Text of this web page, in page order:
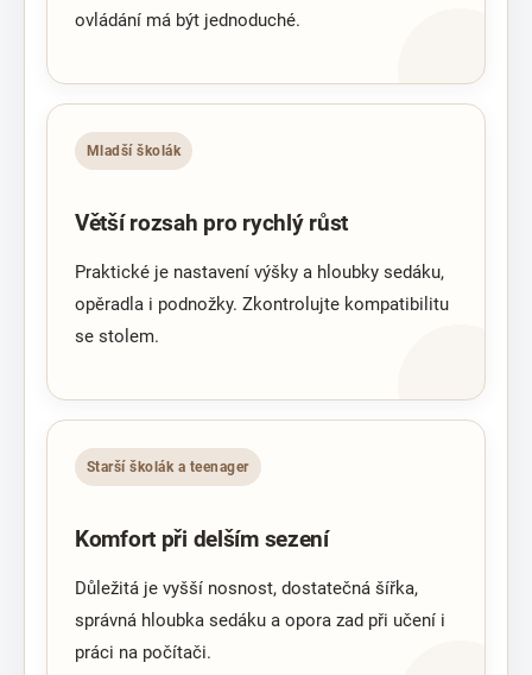
ovládání má být jednoduché.
Mladší školák
Větší rozsah pro rychlý růst
Praktické je nastavení výšky a hloubky sedáku,
opěradla i podnožky. Zkontrolujte kompatibilitu
se stolem.
Starší školák a teenager
Komfort při delším sezení
Důležitá je vyšší nosnost, dostatečná šířka,
správná hloubka sedáku a opora zad při učení i
práci na počítači.